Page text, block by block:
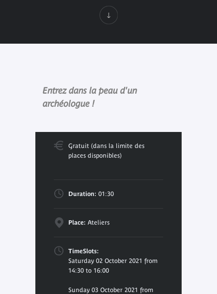
Entrez dans la peau d'un
archéologue !
Gratuit (dans la limite des
places disponibles)
Duration: 01:30
Place: Ateliers
TimeSlots:
Saturday 02 October 2021 from
14:30 to 16:00
Sunday 03 October 2021 from